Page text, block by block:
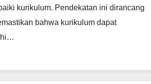
kurikulum. Pendekatan ini dirancang
bahwa kurikulum dapat